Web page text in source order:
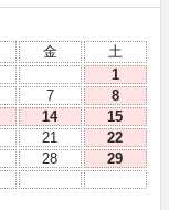
金
土
1
7
8
14
15
21
22
28
29